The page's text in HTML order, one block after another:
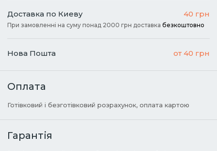
Доставка по Киеву 40 грн
При замовленні на суму понад 2000 грн доставка безкоштовно
Нова Пошта от 40 грн
Оплата
Готівковий і безготівковий розрахунок, оплата картою
Гарантія